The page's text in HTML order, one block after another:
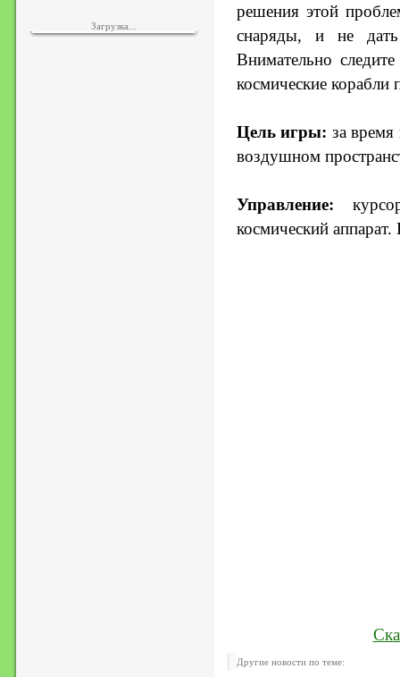
Загрузка...
решения этой
снаряды, и не дать
Внимательно
космические корабли
Цель игры: за
воздушном
Управление:
космический
Другие новости по теме: